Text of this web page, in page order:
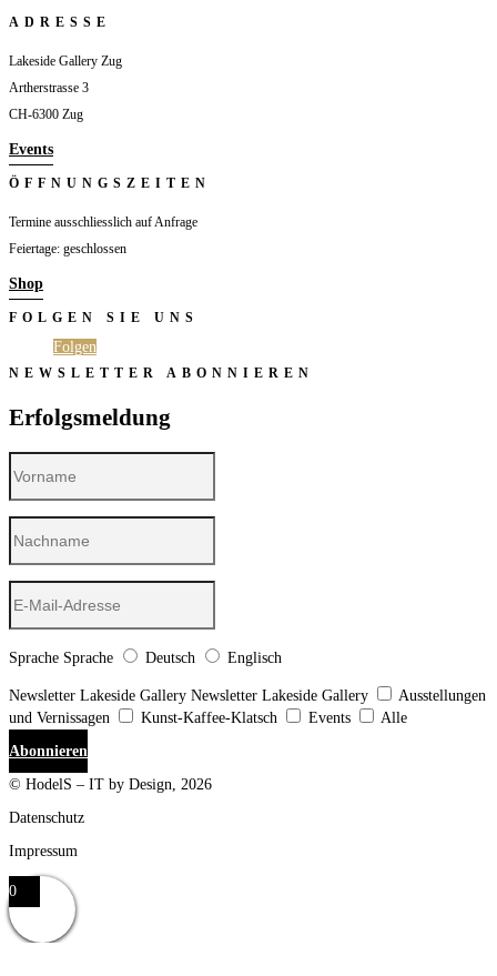
ADRESSE
Lakeside Gallery Zug
Artherstrasse 3
CH-6300 Zug
Events
ÖFFNUNGSZEITEN
Termine ausschliesslich auf Anfrage
Feiertage: geschlossen
Shop
FOLGEN SIE UNS
Folgen
NEWSLETTER ABONNIEREN
Erfolgsmeldung
Sprache Sprache Deutsch Englisch
Newsletter Lakeside Gallery Newsletter Lakeside Gallery
Ausstellungen
und Vernissagen
Kunst-Kaffee-Klatsch Events
Alle
Abonnieren
© HodelS – IT by Design, 2026
Datenschutz
Impressum
0